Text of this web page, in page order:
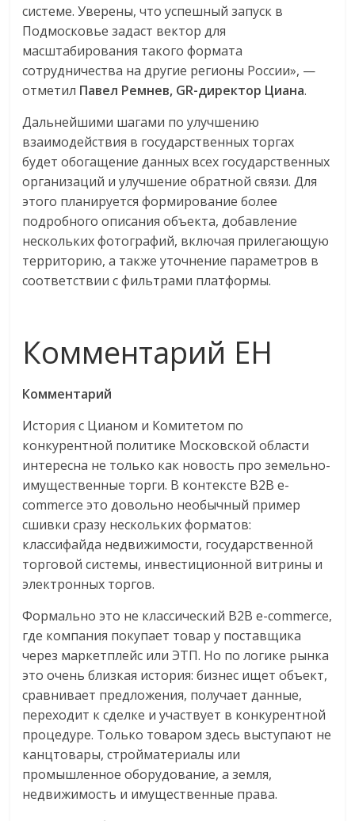
системе. Уверены, что успешный запуск в
Подмосковье задаст вектор для
масштабирования такого формата
сотрудничества на другие регионы России», —
отметил Павел Ремнев, GR-директор Циана.
Дальнейшими шагами по улучшению
взаимодействия в государственных торгах
будет обогащение данных всех государственных
организаций и улучшение обратной связи. Для
этого планируется формирование более
подробного описания объекта, добавление
нескольких фотографий, включая прилегающую
территорию, а также уточнение параметров в
соответствии с фильтрами платформы.
Комментарий EH
Комментарий
История с Цианом и Комитетом по
конкурентной политике Московской области
интересна не только как новость про земельно-
имущественные торги. В контексте B2B e-
commerce это довольно необычный пример
сшивки сразу нескольких форматов:
классифайда недвижимости, государственной
торговой системы, инвестиционной витрины и
электронных торгов.
Формально это не классический B2B e-commerce,
где компания покупает товар у поставщика
через маркетплейс или ЭТП. Но по логике рынка
это очень близкая история: бизнес ищет объект,
сравнивает предложения, получает данные,
переходит к сделке и участвует в конкурентной
процедуре. Только товаром здесь выступают не
канцтовары, стройматериалы или
промышленное оборудование, а земля,
недвижимость и имущественные права.